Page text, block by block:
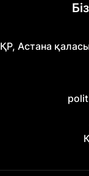
ҚР, Астана